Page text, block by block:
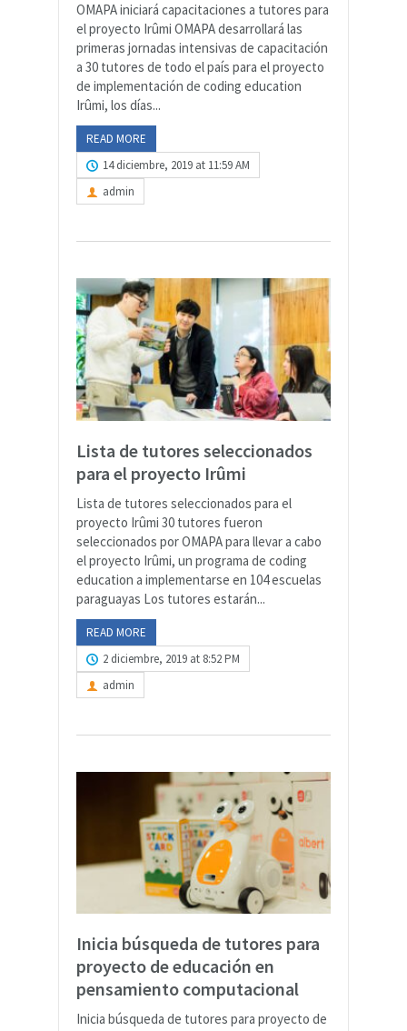
OMAPA iniciará capacitaciones a tutores para
el proyecto Irûmi OMAPA desarrollará las
primeras jornadas intensivas de capacitación
a 30 tutores de todo el país para el proyecto
de implementación de coding education
Irûmi, los días...
READ MORE
14 diciembre, 2019 at 11:59 AM
admin
Lista de tutores seleccionados
para el proyecto Irûmi
Lista de tutores seleccionados para el
proyecto Irûmi 30 tutores fueron
seleccionados por OMAPA para llevar a cabo
el proyecto Irûmi, un programa de coding
education a implementarse en 104 escuelas
paraguayas Los tutores estarán...
READ MORE
2 diciembre, 2019 at 8:52 PM
admin
Inicia búsqueda de tutores para
proyecto de educación en
pensamiento computacional
Inicia búsqueda de tutores para proyecto de